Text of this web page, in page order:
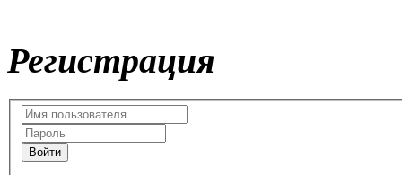
Регистрация